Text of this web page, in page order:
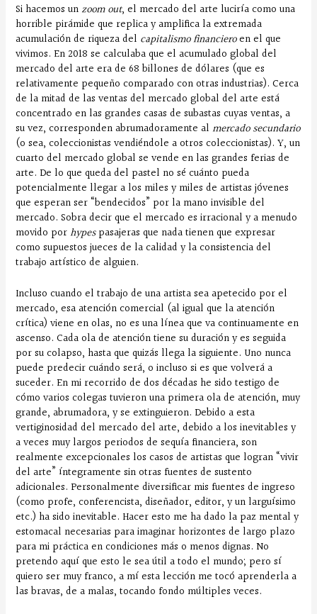
Si hacemos un zoom out, el mercado del arte luciría como una
horrible pirámide que replica y amplifica la extremada
acumulación de riqueza del capitalismo financieroen el que
vivimos. En 2018 se calculaba que el acumulado global del
mercado del arte era de 68 billones de dólares (que es
relativamente pequeño comparado con otras industrias). Cerca
de la mitad de las ventas del mercado global del arte está
concentrado en las grandes casas de subastas cuyas ventas, a
su vez, corresponden abrumadoramente al mercado secundario
(o sea, coleccionistas vendiéndole a otros coleccionistas). Y, un
cuarto del mercado global se vende en las grandes ferias de
arte. De lo que queda del pastel no sé cuánto pueda
potencialmente llegar a los miles y miles de artistas jóvenes
que esperan ser “bendecidos” por la mano invisible del
mercado. Sobra decir que el mercado es irracional y a menudo
movido por hypespasajeras que nada tienen que expresar
como supuestos jueces de la calidad y la consistencia del
trabajo artístico de alguien.
Incluso cuando el trabajo de una artista sea apetecido por el
mercado, esa atención comercial (al igual que la atención
crítica) viene en olas, no es una línea que va continuamente en
ascenso. Cada ola de atención tiene su duración y es seguida
por su colapso, hasta que quizás llega la siguiente. Uno nunca
puede predecir cuándo será, o incluso si es que volverá a
suceder. En mi recorrido de dos décadas he sido testigo de
cómo varios colegas tuvieron una primera ola de atención, muy
grande, abrumadora, y se extinguieron. Debido a esta
vertiginosidad del mercado del arte, debido a los inevitables y
a veces muy largos periodos de sequía financiera, son
realmente excepcionales los casos de artistas que logran “vivir
del arte” íntegramente sin otras fuentes de sustento
adicionales. Personalmente diversificar mis fuentes de ingreso
(como profe, conferencista, diseñador, editor, y un larguísimo
etc.) ha sido inevitable. Hacer esto me ha dado la paz mental y
estomacal necesarias para imaginar horizontes de largo plazo
para mi práctica en condiciones más o menos dignas. No
pretendo aquí que esto le sea útil a todo el mundo; pero sí
quiero ser muy franco, a mí esta lección me tocó aprenderla a
las bravas, de a malas, tocando fondo múltiples veces.